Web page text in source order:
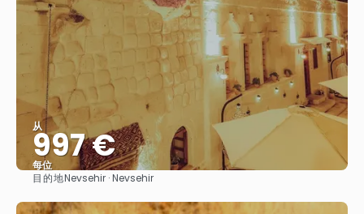
从
997 €
每位
目的地Nevsehir · Nevsehir